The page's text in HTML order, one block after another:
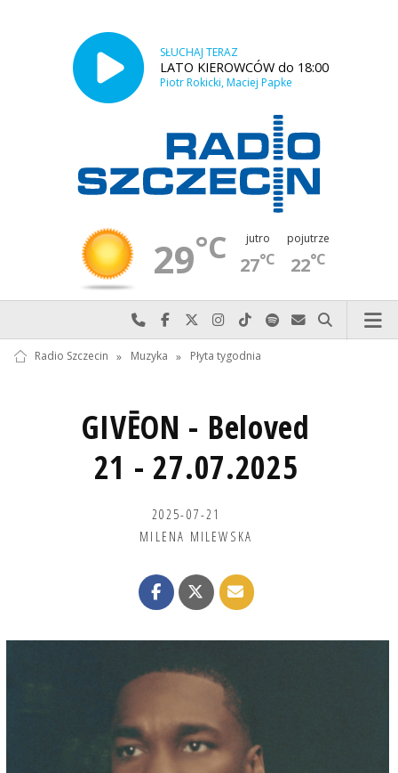
SŁUCHAJ TERAZ
LATO KIEROWCÓW do 18:00
Piotr Rokicki, Maciej Papke
29°C jutro
27°C
pojutrze
22°C
Najlepiej po prostu do nas zadzwoń
Odwiedź nas na Facebook-u
Odwiedź nas na X
Odwiedź nas na Instagram-ie
Odwiedź nas na TikTok-u
Szukaj nas na Spotify
Wyślij do nas
Szukaj
Radio Szczecin » Muzyka » Płyta tygodnia
GIVĒON - Beloved
21 - 27.07.2025
2025-07-21
MILENA MILEWSKA